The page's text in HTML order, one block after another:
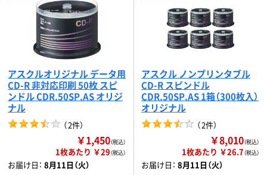
アスクルオリジナル データ用
CD-R 非対応印刷 50枚 スピ
ンドル CDR.50SP.AS オリジ
ナル
（2件）
￥1,450（税込）
1枚あたり ￥29（税込）
お届け日： 8月11日（火）
アスクル ノンプリンタブル
CD-R スピンドル
CDR.50SP.AS 1箱（300枚入）
オリジナル
（2件）
￥8,010（税込）
1枚あたり ￥26.7（税込）
お届け日： 8月11日（火）